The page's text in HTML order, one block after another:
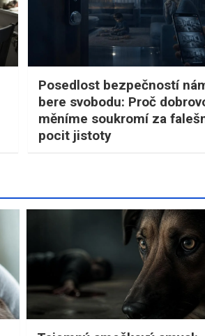
Posedlost bezpečností
bere svobodu: Proč
měníme soukromí za
pocit jistoty